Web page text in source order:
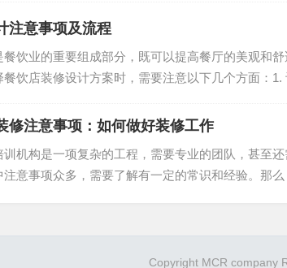
注意事项及流程
饮业的重要组成部分，既可以提高餐厅的美观和
饮店装修设计方案时，需要注意以下几个方面：1.
修注意事项：如何做好装修工作
机构是一项复杂的工程，需要专业的团队，甚至还
意事项众多，需要了解有一定的常识和经验。那
Copyright MCR company